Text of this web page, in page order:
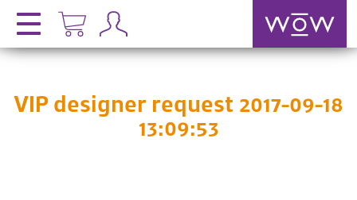
VIP designer request 2017-09-18
13:09:53